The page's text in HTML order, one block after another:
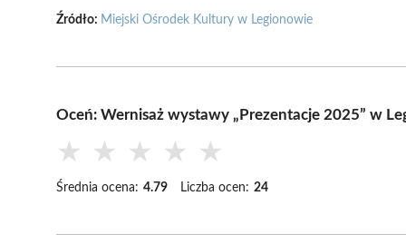
Źródło: Miejski Ośrodek Kultury w Legionowie
Oceń: Wernisaż wystawy „Prezentacje 2025” w
★ ★ ★ ★ ★
Średnia ocena: 4.79 Liczba ocen: 24